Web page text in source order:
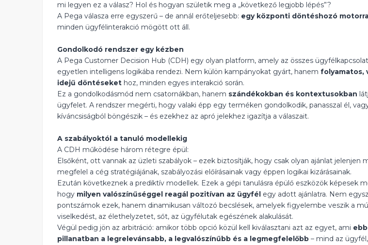
mi legyen ez a válasz? Hol és hogyan születik meg a „következő legjobb lépés”?
A Pega válasza erre egyszerű – de annál erőteljesebb: egy központi döntéshozó
minden ügyfélinterakció mögött ott áll.
Gondolkodó rendszer egy kézben
A Pega Customer Decision Hub (CDH) egy olyan platform, amely az összes
egyetlen intelligens logikába rendezi. Nem külön kampányokat gyárt, hanem folyamatos,
idejű döntéseket hoz, minden egyes interakció során.
Ez a gondolkodásmód nem csatornákban, hanem szándékokban és kontextusokban
ügyfelet. A rendszer megérti, hogy valaki épp egy terméken gondolkodik, panasszal él,
kíváncsiságból böngészik – és ezekhez az apró jelekhez igazítja a válaszait.
A szabályoktól a tanuló modellekig
A CDH működése három rétegre épül:
Elsőként, ott vannak az üzleti szabályok – ezek biztosítják, hogy csak olyan ajánlat jelenjen
megfelel a cég stratégiájának, szabályozási előírásainak vagy éppen logikai kizárásainak.
Ezután következnek a prediktív modellek. Ezek a gépi tanulásra épülő eszközök képesek
hogy milyen valószínűséggel reagál pozitívan az ügyfél egy adott ajánlatra. Nem
pontszámok ezek, hanem dinamikusan változó becslések, amelyek figyelembe veszik a
viselkedést, az élethelyzetet, sőt, az ügyfélutak egészének alakulását.
Végül pedig jön az arbitráció: amikor több opció közül kell kiválasztani azt az egyet, ami
pillanatban a legrelevánsabb, a legvalószínűbb és a legmegfelelőbb – mind az